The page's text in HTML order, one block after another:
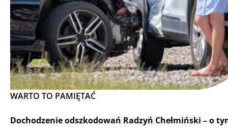
WARTO TO PAMIĘTAĆ
Dochodzenie odszkodowań Radzyń Chełmiński – o